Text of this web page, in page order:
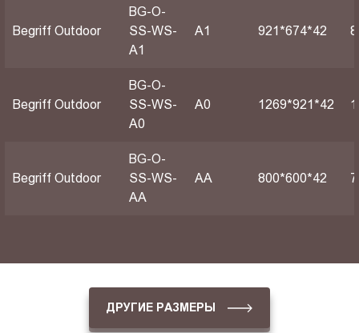
Begriff Outdoor
BG-O-
SS-WS-
A1
A1 921*674*42
Begriff Outdoor
BG-O-
SS-WS-
A0
А0 1269*921*42
Begriff Outdoor
BG-O-
SS-WS-
AA
АА 800*600*42
ДРУГИЕ РАЗМЕРЫ